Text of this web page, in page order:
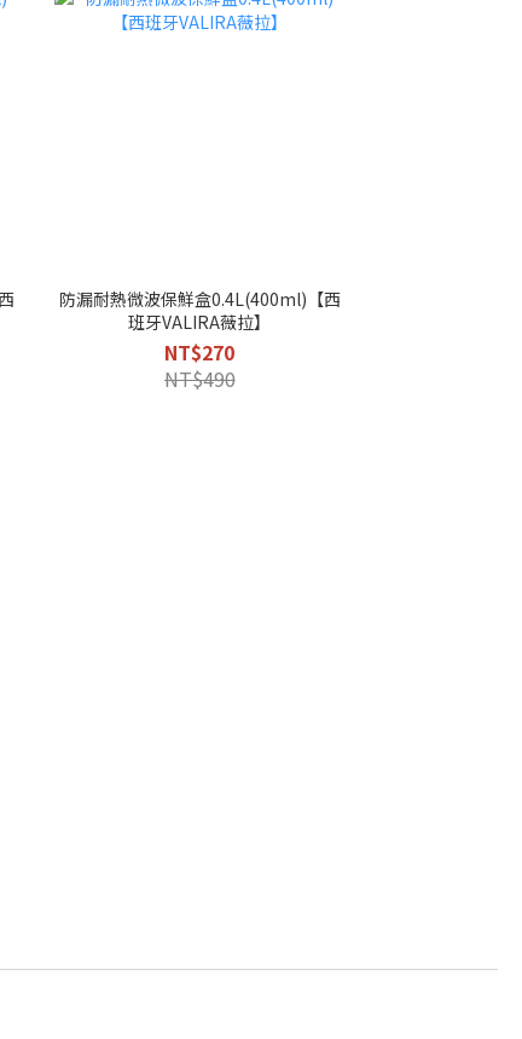
防漏耐熱微波保鮮盒0.4L(400ml)【西
班牙VALIRA薇拉】
NT$270
NT$490